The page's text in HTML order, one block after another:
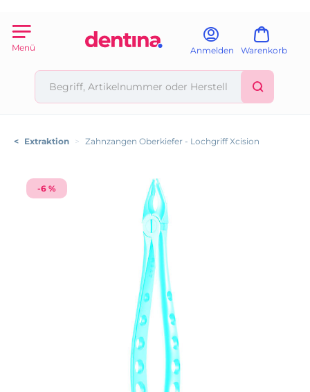
Menü Anmelden Warenkorb
< Extraktion > Zahnzangen Oberkiefer - Lochgriff Xcision
-6 %